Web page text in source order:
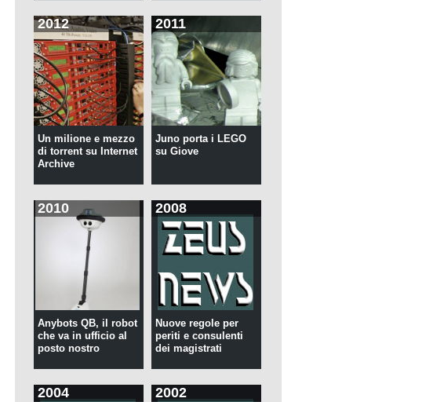
2012
Un milione e mezzo
di torrent su Internet
Archive
2011
Juno porta i LEGO
su Giove
2010
Anybots QB, il robot
che va in ufficio al
posto nostro
2008
Nuove regole per
periti e consulenti
dei magistrati
2004 2002